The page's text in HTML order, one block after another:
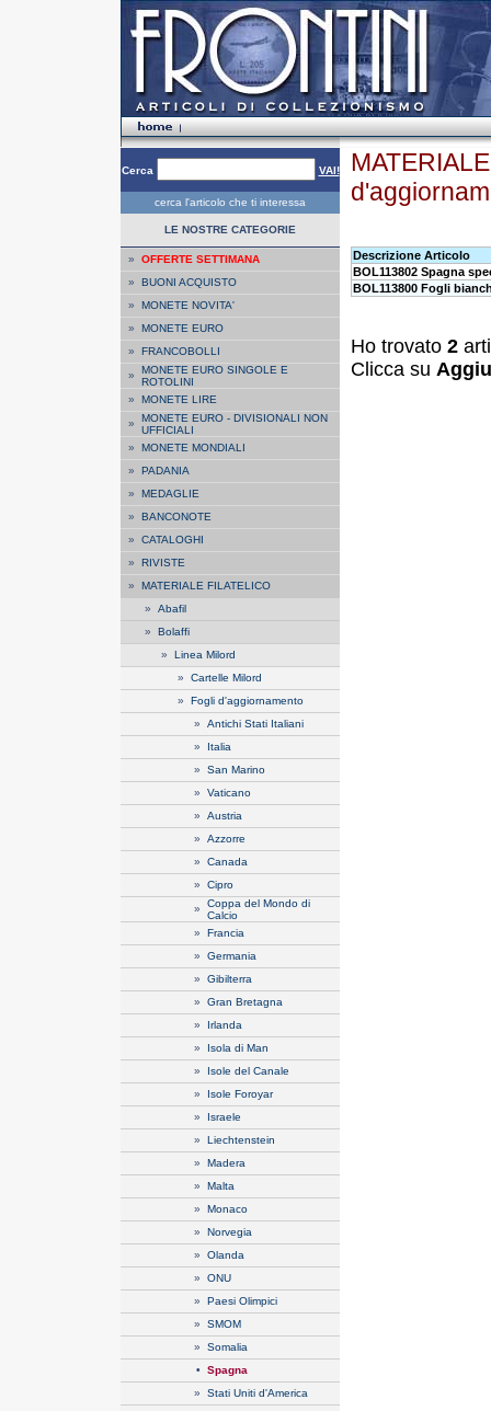
Cerca VAI!
cerca l'articolo che ti interessa
LE NOSTRE CATEGORIE
» OFFERTE SETTIMANA
» BUONI ACQUISTO
» MONETE NOVITA'
» MONETE EURO
» FRANCOBOLLI
» MONETE EURO SINGOLE E
ROTOLINI
» MONETE LIRE
» MONETE EURO - DIVISIONALI NON
UFFICIALI
» MONETE MONDIALI
» PADANIA
» MEDAGLIE
» BANCONOTE
» CATALOGHI
» RIVISTE
» MATERIALE FILATELICO
» Abafil
» Bolaffi
» Linea Milord
» Cartelle Milord
» Fogli d'aggiornamento
» Antichi Stati Italiani
» Italia
» San Marino
» Vaticano
» Austria
» Azzorre
» Canada
» Cipro
» Coppa del Mondo di
Calcio
» Francia
» Germania
» Gibilterra
» Gran Bretagna
» Irlanda
» Isola di Man
» Isole del Canale
» Isole Foroyar
» Israele
» Liechtenstein
» Madera
» Malta
» Monaco
» Norvegia
» Olanda
» ONU
» Paesi Olimpici
» SMOM
» Somalia
• Spagna
» Stati Uniti d'America
Descrizione Articolo
BOL113802 Spagna
BOL113800 Fogli
Ho trovato 2
Clicca su